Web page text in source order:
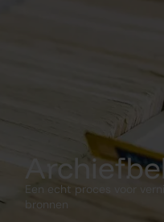
Een echt proces voor
bronnen